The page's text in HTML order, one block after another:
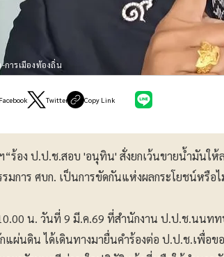
-การเมืองท้องถิ่น
Facebook Twitter Copy Link
“ร้อง ป.ป.ช.สอบ 'อนุทิน' สั่งยกเว้นขายน้ำมันใ
รมการ ศบก. เป็นการขัดกันแห่งผลกระโยชน์หรือไ
น. วันที่ 9 มี.ค.69 ที่สำนักงาน ป.ป.ช.นนทท
แผ่นดิน ได้เดินทางมายื่นคำร้องต่อ ป.ป.ช.เพื่อ